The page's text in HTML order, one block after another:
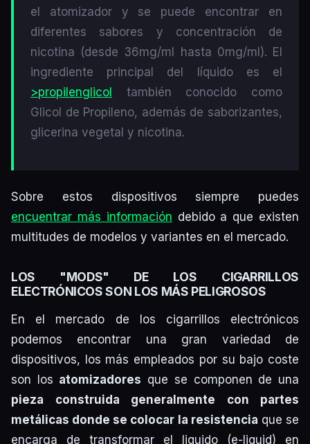
el atomizador y se puede encontrar en
diferentes sabores y concentración de
nicotina (desde 36mg/ml hasta 0mg/ml). El
ingrediente principal del líquido es el
>propilenglicol
también conocido como
Glicol de Propileno, además de saborizantes,
glicerina vegetal y nicotina.
Sobre estos dispositivos siempre puedes
encuentrar más información debido a que existen
multitudes de modelos y variantes en el mercado.
LOS "MODS" DE LOS CIGARRILLOS
ELECTRÓNICOS SON LOS MÁS PELIGROSOS
En el mercado de los cigarrillos electrónicos
podemos encontrar una gran variedad de
dispositivos, los más empleados por su bajo coste
son los atomizadores que se componen de una
pieza construida generalmente con partes
metálicas donde se colocar la resistencia que se
encarga de transformar el liquido (e-liquid) en